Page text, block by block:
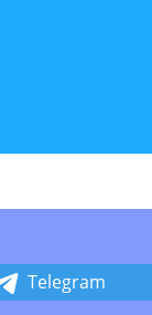
Telegram